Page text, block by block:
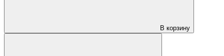
В корзину